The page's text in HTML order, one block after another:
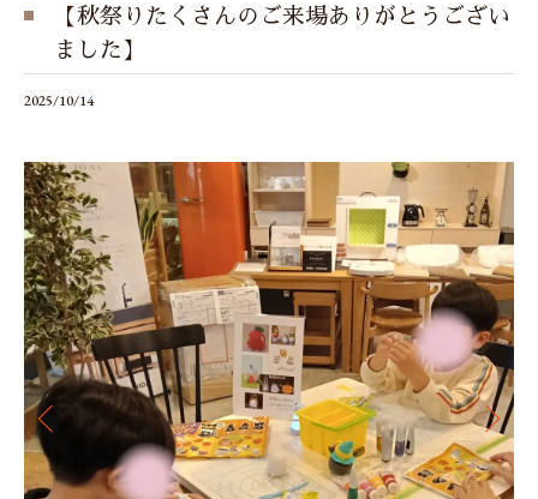
【秋祭りたくさんのご来場ありがとうござい
ました】
2025/10/14